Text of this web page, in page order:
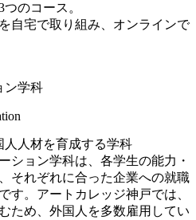
のコース。
自宅で取り組み、オンラインで
ン学科
人人材を育成する学科
ション学科は、各学生の能力・
それぞれに合った企業への就職
す。アートカレッジ神戸では、
ため、外国人を多数雇用してい